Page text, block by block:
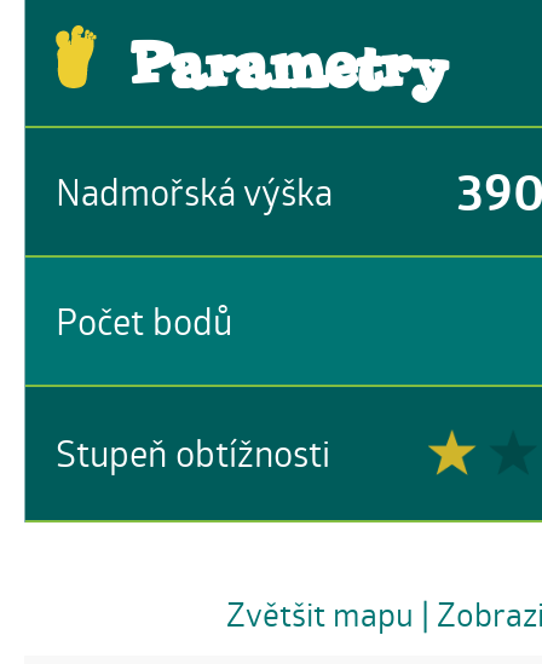
Parametry
Nadmořská výška
Počet bodů
Stupeň obtížnosti
Zvětšit mapu |